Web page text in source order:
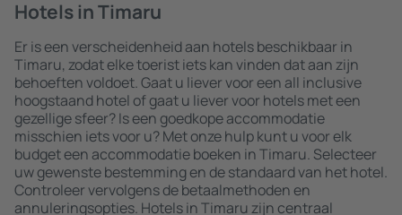
Hotels in Timaru
Er is een verscheidenheid aan hotels beschikbaar in
Timaru, zodat elke toerist iets kan vinden dat aan zijn
behoeften voldoet. Gaat u liever voor een all inclusive
hoogstaand hotel of gaat u liever voor hotels met een
gezellige sfeer? Is een goedkope accommodatie
misschien iets voor u? Met onze hulp kunt u voor elk
budget een accommodatie boeken in Timaru. Selecteer
uw gewenste bestemming en de standaard van het hotel.
Controleer vervolgens de betaalmethoden en
annuleringsopties. Hotels in Timaru zijn centraal